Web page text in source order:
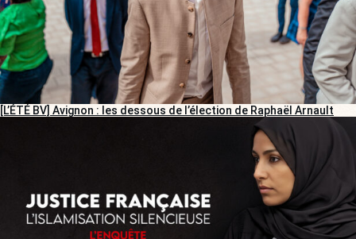
[L’ÉTÉ BV] Avignon : les dessous de l’élection de Raphaël Arnault